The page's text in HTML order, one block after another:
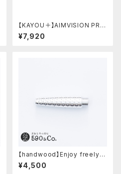
【KAYOU＋】AIMVISION PR
O/エイムビジョンプロ (スノー
ホワイト)
¥7,920
【handwood】Enjoy freely
前軸・ディンプル(ジュラルミン)
¥4,500